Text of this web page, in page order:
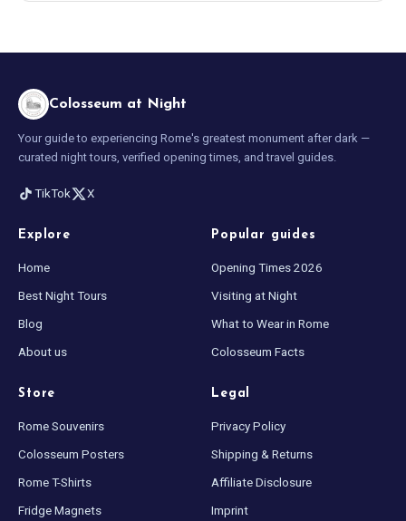
Colosseum at Night
Your guide to experiencing Rome's greatest monument after dark —
curated night tours, verified opening times, and travel guides.
TikTok X
Explore
Home
Best Night Tours
Blog
About us
Popular guides
Opening Times 2026
Visiting at Night
What to Wear in Rome
Colosseum Facts
Store
Rome Souvenirs
Colosseum Posters
Rome T-Shirts
Fridge Magnets
Legal
Privacy Policy
Shipping & Returns
Affiliate Disclosure
Imprint